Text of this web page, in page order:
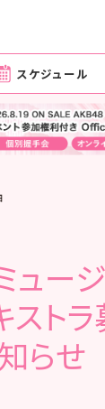
スケジュール
ュー
スト
らせ